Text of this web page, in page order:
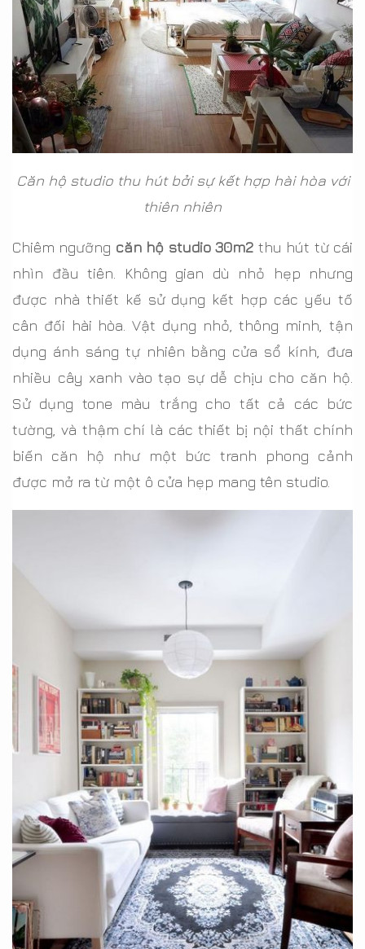
Căn hộ studio thu hút bởi sự kết hợp hài hòa với
thiên nhiên
Chiêm ngưỡng căn hộ studio 30m2 thu hút từ cái
nhìn đầu tiên. Không gian dù nhỏ hẹp nhưng
được nhà thiết kế sử dụng kết hợp các yếu tố
cân đối hài hòa. Vật dụng nhỏ, thông minh, tận
dụng ánh sáng tự nhiên bằng cửa sổ kính, đưa
nhiều cây xanh vào tạo sự dễ chịu cho căn hộ.
Sử dụng tone màu trắng cho tất cả các bức
tường, và thậm chí là các thiết bị nội thất chính
biến căn hộ như một bức tranh phong cảnh
được mở ra từ một ô cửa hẹp mang tên studio.